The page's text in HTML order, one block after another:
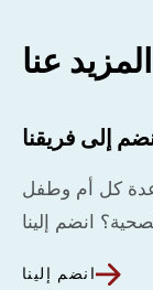
عنا
إلى فريقنا
كل أم وطفل
انضم إلينا